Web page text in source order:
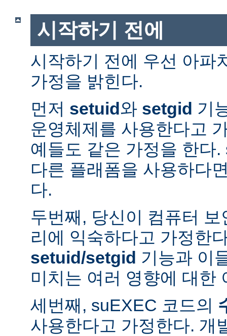
시작하기 전에
시작하기 전에 우선 아파
가정을 밝힌다.
먼저 setuid와 setgid 기
운영체제를 사용한다고
예들도 같은 가정을 한다
다른 플래폼을 사용하다
다.
두번째, 당신이 컴퓨터
리에 익숙하다고 가정한
setuid/setgid 기능과 이
미치는 여러 영향에 대한
세번째, suEXEC 코드의
사용한다고 가정한다. 개